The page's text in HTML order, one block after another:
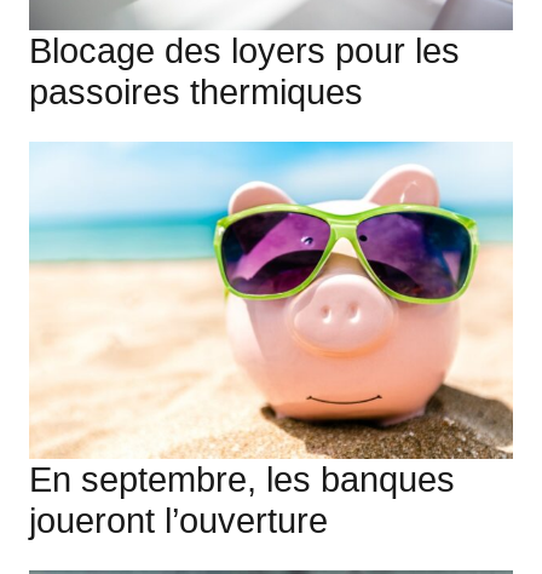
Blocage des loyers pour les
passoires thermiques
En septembre, les banques
joueront l’ouverture